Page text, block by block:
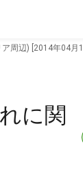
周辺) [2014年04月
に関